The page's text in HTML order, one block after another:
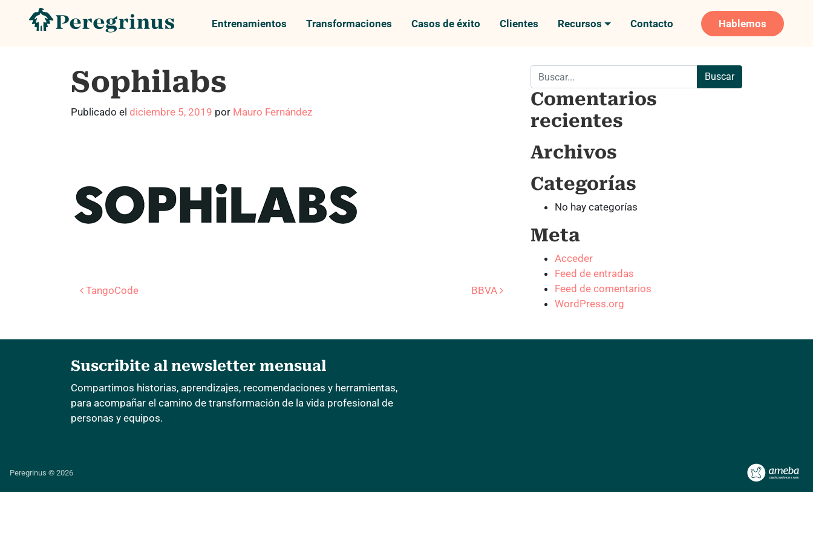
Entrenamientos
Transformaciones Casos de éxito Clientes Recursos Contacto Hablemos
Sophilabs
Publicado el diciembre 5, 2019 por Mauro Fernández
Navegación de entradas
TangoCode BBVA
Buscar:
Comentarios
recientes
Archivos
Categorías
No hay categorías
Meta
Acceder
Feed de entradas
Feed de comentarios
WordPress.org
Suscribite al newsletter mensual
Compartimos historias, aprendizajes, recomendaciones y herramientas,
para acompañar el camino de transformación de la vida profesional de
personas y equipos.
Peregrinus © 2026